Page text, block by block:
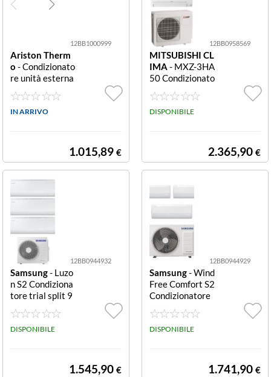
12BB1000999
Ariston Therm
o - Condizionato
re unità esterna
Triple Split Inve
rter Bianco NET
IN ARRIVO
1.015,89 €
12BB0958569
MITSUBISHI CL
IMA - MXZ-3HA
50 Condizionato
re Trial 3 unità
A++/A+ Bianco
Condizionatore
DISPONIBILE
2.365,90 €
12BB0944932
Samsung- Luzo
n S2 Condiziona
tore trial split 9
000+9000+120
00 BTU Bianco
S2
DISPONIBILE
1.545,90 €
12BB0944929
Samsung- Wind
Free Comfort S2
Condizionatore
trial split 9000+
9000+12000 B
TU Comfort S2
DISPONIBILE
1.741,90 €